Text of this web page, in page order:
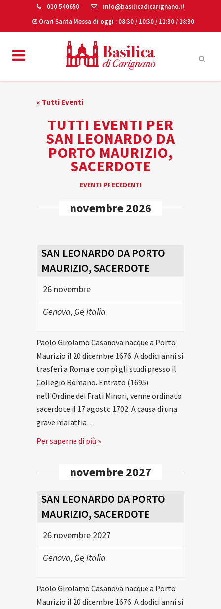
010 540650
info@basilicadicarignano.it
Orari Santa Messa di oggi : 08:30 / 10:30 / 11:30 / 18:30
« Tutti Eventi
TUTTI EVENTI PER
SAN LEONARDO DA
PORTO MAURIZIO,
SACERDOTE
NAVIGATION
EVENTI PRECEDENTI
novembre 2026
SAN LEONARDO DA PORTO
MAURIZIO, SACERDOTE
26 novembre
Genova, Ge Italia
Paolo Girolamo Casanova nacque a Porto
Maurizio il 20 dicembre 1676. A dodici anni si
trasferì a Roma e compì gli studi presso il
Collegio Romano. Entrato (1695)
nell'Ordine dei Frati Minori, venne ordinato
sacerdote il 17 agosto 1702. A causa di una
grave malattia…
Per saperne di più »
novembre 2027
SAN LEONARDO DA PORTO
MAURIZIO, SACERDOTE
26 novembre 2027
Genova, Ge Italia
Paolo Girolamo Casanova nacque a Porto
Maurizio il 20 dicembre 1676. A dodici anni si